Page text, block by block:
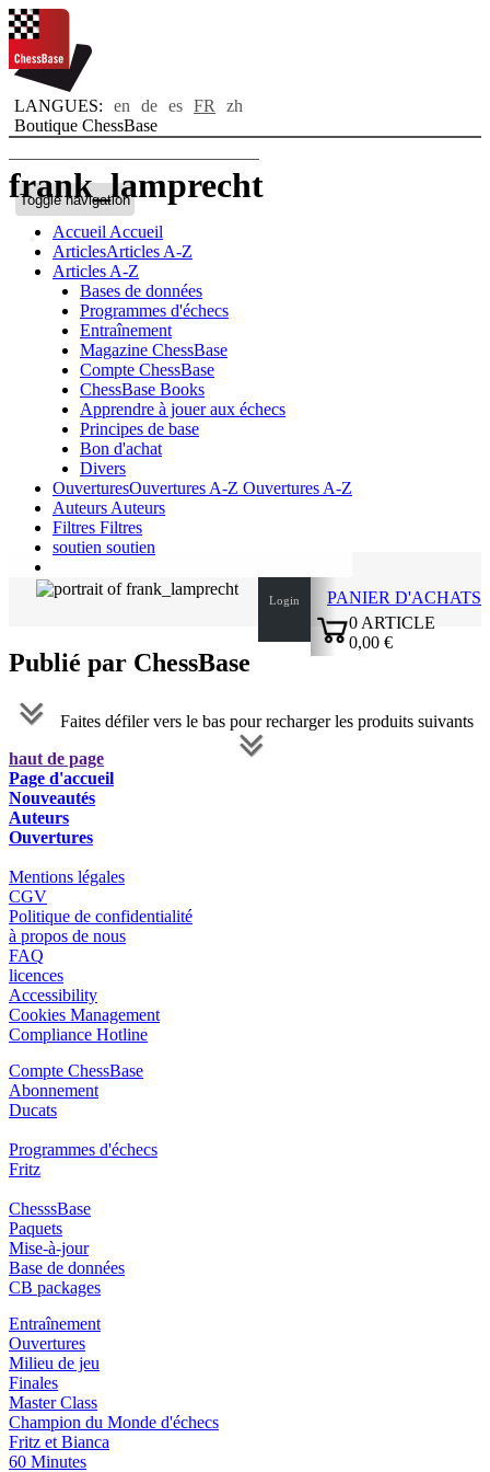
LANGUES: en de es FR
zh
Boutique ChessBase
Toggle navigation
Accueil Accueil
ArticlesArticles A-Z
Articles A-Z
Bases de données
Programmes d'échecs
Entraînement
Magazine ChessBase
Compte ChessBase
ChessBase Books
Apprendre à jouer aux échecs
Principes de base
Bon d'achat
Divers
OuverturesOuvertures A-Z Ouvertures A-Z
Auteurs Auteurs
Filtres Filtres
soutien soutien
Login
PANIER D'ACHATS
0 ARTICLE
0,00 €
frank_lamprecht
Bio
Publié par ChessBase
Faites défiler vers le bas pour recharger les produits suivants
haut de page
Page d'accueil
Nouveautés
Auteurs
Ouvertures
Mentions légales
CGV
Politique de confidentialité
à propos de nous
FAQ
licences
Accessibility
Cookies Management
Compliance Hotline
Compte ChessBase
Abonnement
Ducats
Programmes d'échecs
Fritz
ChesssBase
Paquets
Mise-à-jour
Base de données
CB packages
Entraînement
Ouvertures
Milieu de jeu
Finales
Master Class
Champion du Monde d'échecs
Fritz et Bianca
60 Minutes